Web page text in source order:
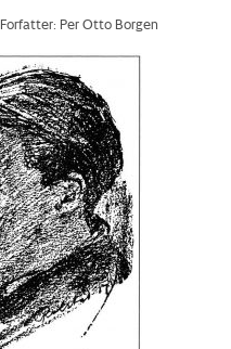
Forfatter: Per Otto Borgen